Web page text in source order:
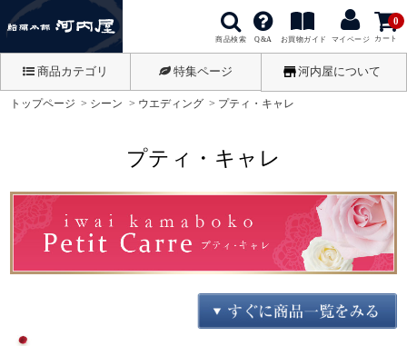
商品検索 Q&A お買物ガイド マイページ カート
0
商品カテゴリ 特集ページ 河内屋について
トップページ シーン ウエディング プティ・キャレ
プティ・キャレ